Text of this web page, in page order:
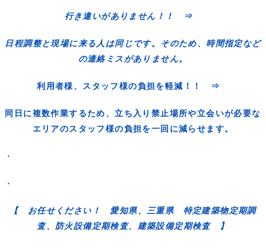
行き違いがありません！！ ⇒
日程調整と現場に来る人は同じです。そのため、時間指定など
の連絡ミスがありません。
利用者様、スタッフ様の負担を軽減！！ ⇒
同日に複数作業するため、立ち入り禁止場所や立会いが必要な
エリアのスタッフ様の負担を一回に減らせます。
・
・
【 お任せください！ 愛知県、三重県 特定建築物定期調
査、防火設備定期検査、建築設備定期検査 】